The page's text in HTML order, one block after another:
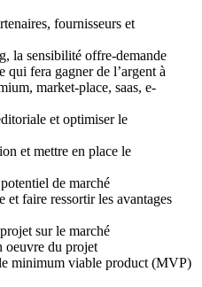
fournisseurs et
la sensibilité offre-demande
qui fera gagner de l’argent à
market-place, saas, e-
et optimiser le
et mettre en place le
de marché
et faire ressortir les avantages
sur le marché
oeuvre du projet
minimum viable product (MVP)